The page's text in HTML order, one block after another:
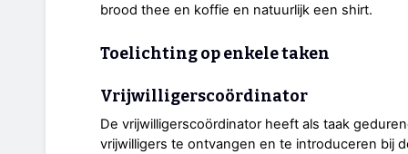
brood thee en koffie en natuurlijk een shirt.
Toelichting op enkele taken
Vrijwilligerscoördinator
De vrijwilligerscoördinator heeft als taak
vrijwilligers te ontvangen en te introduceren bij